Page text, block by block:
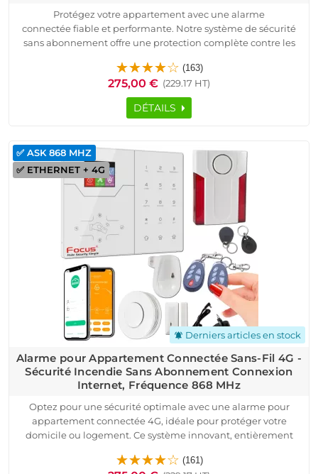
Protégez votre appartement avec une alarme
connectée fiable et performante. Notre système de sécurité
sans abonnement offre une protection complète contre les
une connectivité sans fil 4G.
Facile à installer, cette alarme pour appartement est livrée
préconfigurée avec une centrale intelligente, des détecteurs
de mouvement, un détecteur d'ouverture, une sirène
recevez des notifications instantanées et activez ou désactivez
vos alarmes en un clic. Compatible avec toutes les box
Internet, ce dispositif combine simplicité, performance et
tranquillité d'esprit.
Protégez votre domicile ou votre résidence avec un matériel
de qualité professionnelle à un prix compétitif, sans
engagement. Sécurisez efficacement votre logement dès
aujourd’hui avec une solution moderne et intuitive.
(163)
275,00 € (229.17 HT)
DÉTAILS
notifications_active Derniers articles en stock
✅ ETHERNET + 4G
✅ ASK 868 MHZ
Alarme pour Appartement Connectée Sans-Fil 4G -
Sécurité Incendie Sans Abonnement Connexion
Internet, Fréquence 868 MHz
Optez pour une sécurité optimale avec une alarme pour
appartement connectée 4G, idéale pour protéger votre
domicile ou logement. Ce système innovant, entièrement
fiable grâce à son détecteur de fumée intégré.
(161)